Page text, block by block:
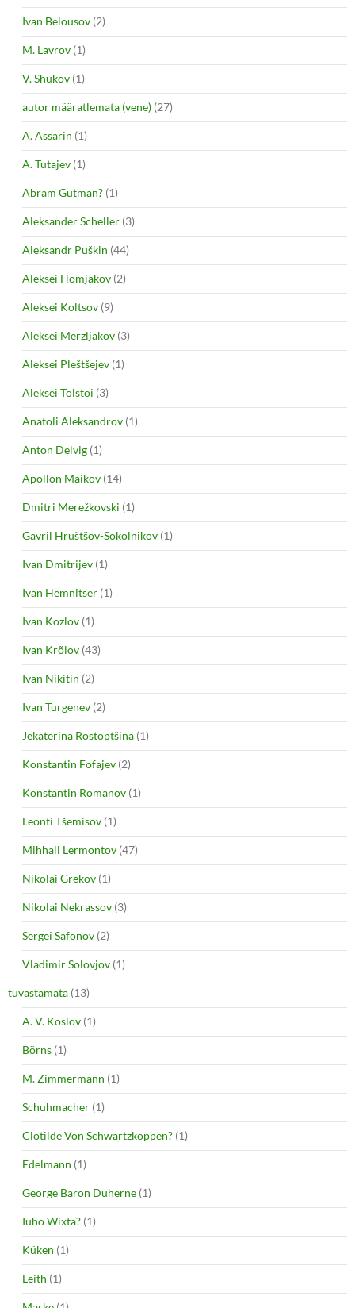
Ivan Belousov (2)
M. Lavrov (1)
V. Shukov (1)
autor määratlemata (vene) (27)
A. Assarin (1)
A. Tutajev (1)
Abram Gutman? (1)
Aleksander Scheller (3)
Aleksandr Puškin (44)
Aleksei Homjakov (2)
Aleksei Koltsov (9)
Aleksei Merzljakov (3)
Aleksei Pleštšejev (1)
Aleksei Tolstoi (3)
Anatoli Aleksandrov (1)
Anton Delvig (1)
Apollon Maikov (14)
Dmitri Merežkovski (1)
Gavril Hruštšov-Sokolnikov (1)
Ivan Dmitrijev (1)
Ivan Hemnitser (1)
Ivan Kozlov (1)
Ivan Krõlov (43)
Ivan Nikitin (2)
Ivan Turgenev (2)
Jekaterina Rostoptšina (1)
Konstantin Fofajev (2)
Konstantin Romanov (1)
Leonti Tšemisov (1)
Mihhail Lermontov (47)
Nikolai Grekov (1)
Nikolai Nekrassov (3)
Sergei Safonov (2)
Vladimir Solovjov (1)
tuvastamata (13)
A. V. Koslov (1)
Börns (1)
M. Zimmermann (1)
Schuhmacher (1)
Clotilde Von Schwartzkoppen? (1)
Edelmann (1)
George Baron Duherne (1)
Iuho Wixta? (1)
Küken (1)
Leith (1)